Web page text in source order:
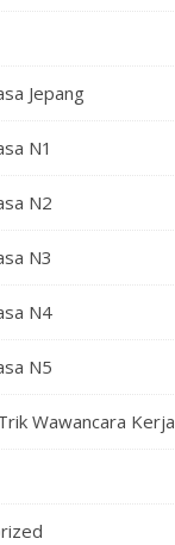
Jepang
N1
N2
N3
N4
N5
Wawancara Kerja